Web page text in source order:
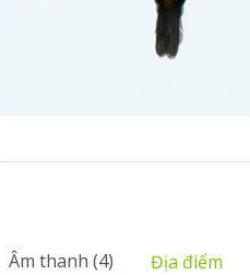
Âm thanh (4) Địa điểm